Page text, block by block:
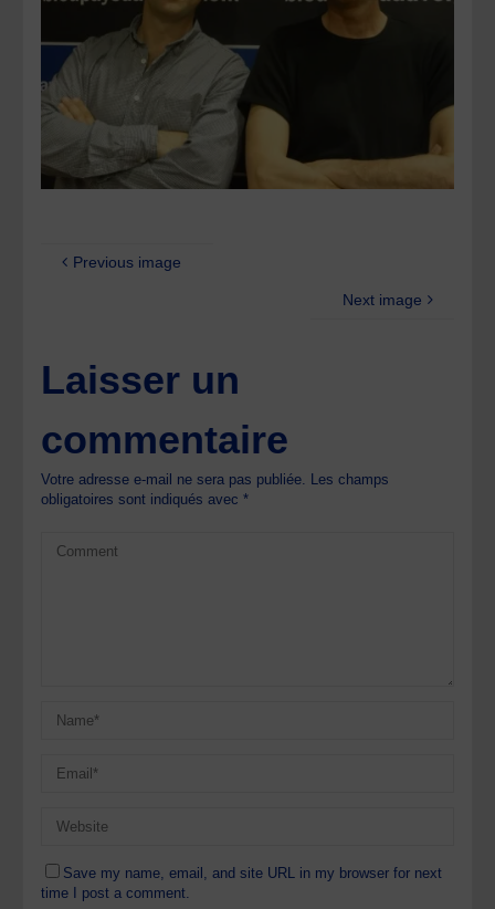
Previous image
Next image
Laisser un
commentaire
Votre adresse e-mail ne sera pas publiée. Les champs
obligatoires sont indiqués avec*
Save my name, email, and site URL in my browser for next
time I post a comment.